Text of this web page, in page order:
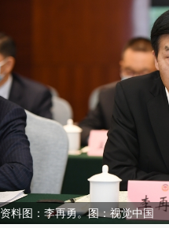
资料图：李再勇。图：视觉中国